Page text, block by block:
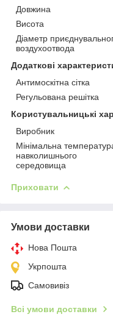
Довжина
Висота
Діаметр
воздухоотвода
Додаткові
Антимоскітна сітка
Регульована решітка
Користувальницькі
Виробник
Мінімальна
навколишнього
середовища
Приховати
Умови доставки
Нова Пошта
Укрпошта
Самовивіз
Всі умови доставки